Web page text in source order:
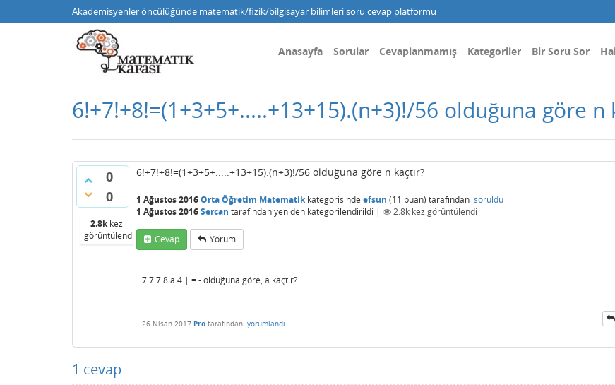
Akademisyenler öncülüğünde matematik/fizik/bilgisayar bilimleri soru cevap platformu
Anasayfa Sorular Cevaplanmamış Kategoriler Bir Soru Sor
6!+7!+8!=(1+3+5+.....+13+15).(n+3)!/56 olduğuna göre n
0
0
2.8kkez
görüntülendi
6!+7!+8!=(1+3+5+.....+13+15).(n+3)!/56 olduğuna göre n kaçtır?
1 Ağustos 2016Orta Öğretim Matematikkategorisinde efsun (11 puan) tarafından soruldu
1 Ağustos 2016Sercan tarafındanyeniden kategorilendirildi | 2.8k kez görüntülendi
Cevap Yorum
7 7 7 8 a 4 | = - olduğuna göre, a kaçtır?
26 Nisan 2017 Pro tarafından yorumlandı
1 cevap